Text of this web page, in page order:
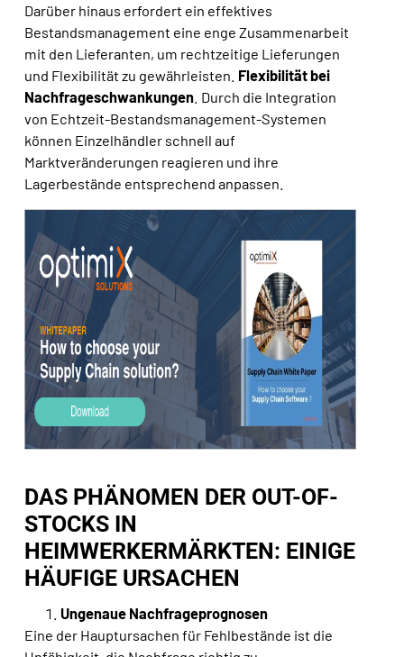
Darüber hinaus erfordert ein effektives
Bestandsmanagement eine enge Zusammenarbeit
mit den Lieferanten, um rechtzeitige Lieferungen
und Flexibilität zu gewährleisten. Flexibilität bei
Nachfrageschwankungen . Durch die Integration
von Echtzeit-Bestandsmanagement-Systemen
können Einzelhändler schnell auf
Marktveränderungen reagieren und ihre
Lagerbestände entsprechend anpassen.
DAS PHÄNOMEN DER OUT-OF-
STOCKS IN
HEIMWERKERMÄRKTEN: EINIGE
HÄUFIGE URSACHEN
Ungenaue Nachfrageprognosen
Eine der Hauptursachen für Fehlbestände ist die